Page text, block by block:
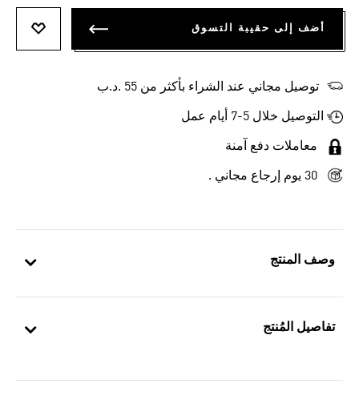
وصف المنتج
تفاصيل المُنتج
أضف إلى حقيبة التسوق
توصيل مجاني عند الشراء بأكثر من 55 .د.ب‎
التوصيل خلال 5-7 أيام عمل
معاملات دفع آمنة